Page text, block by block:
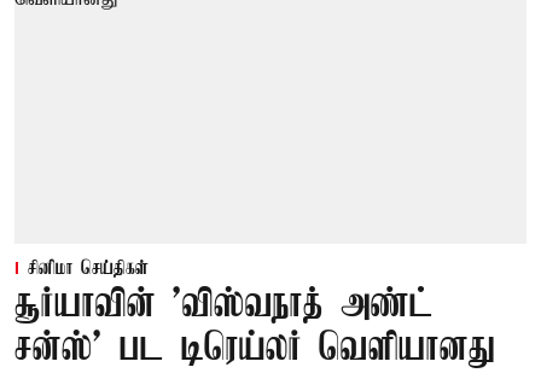
சினிமா செய்திகள்
சூர்யாவின் 'விஸ்வநாத் அண்ட்
சன்ஸ்' பட டிரெய்லர் வெளியானது